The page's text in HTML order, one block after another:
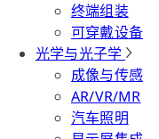
终端组装
可穿戴设备
光学与光子学
成像与传感
AR/VR/MR
汽车照明